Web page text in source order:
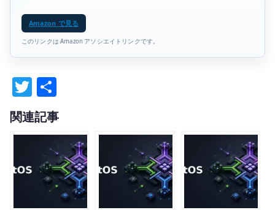
Amazon で見る
このリンクは Amazon アソシエイトリンクです。
T
w
it
te
r
有
関連記事